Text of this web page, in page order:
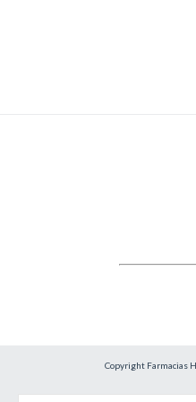
Copyright Farmacias